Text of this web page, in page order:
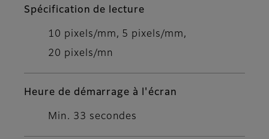
Spécification de lecture
10 pixels/mm, 5 pixels/mm,
20 pixels/mn
Heure de démarrage à l'écran
Min. 33 secondes